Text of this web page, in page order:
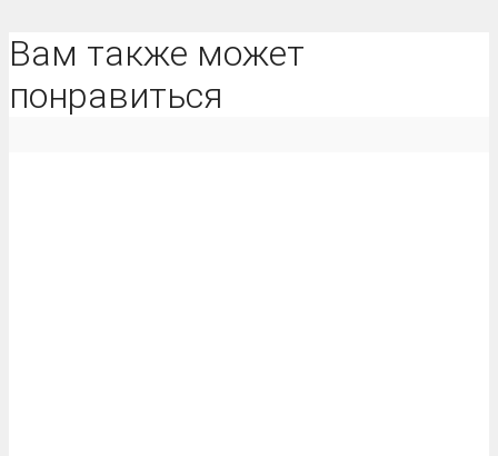
Вам также может
понравиться